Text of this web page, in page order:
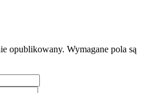
opublikowany. Wymagane pola są